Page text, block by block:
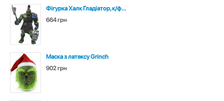
Фігурка Халк Гладіатор, к/ф...
664 грн
Маска з латексу Grinch
902 грн